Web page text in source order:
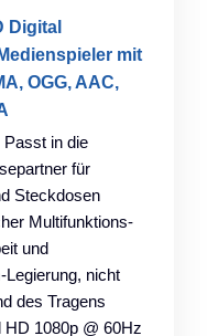
Digital
mit
OGG, AAC,
Passt in die
für
Steckdosen
Multifunktions-
und
Legierung, nicht
des Tragens
HD 1080p @ 60Hz